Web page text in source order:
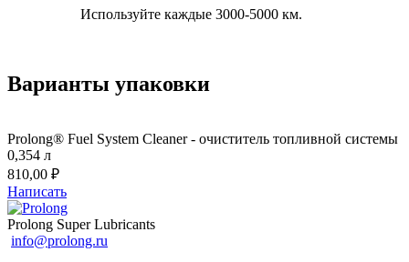
Используйте каждые 3000-5000 км.
Варианты упаковки
Prolong® Fuel System Cleaner - очиститель топливной системы
0,354 л
810,00 ₽
Написать
Prolong Super Lubricants
info@prolong.ru